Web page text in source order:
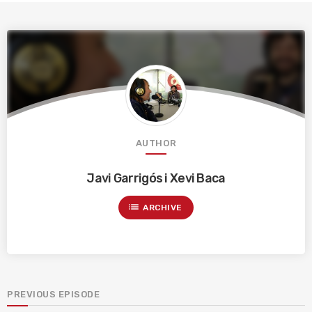
AUTHOR
Javi Garrigós i Xevi Baca
list ARCHIVE
PREVIOUS EPISODE